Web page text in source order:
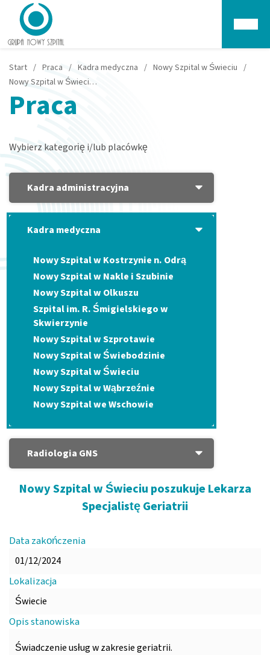
Start / Praca / Kadra medyczna / Nowy Szpital w Świeciu /
Nowy Szpital w Świeciu poszukuje Lekarza Specjalistę Geriatrii
Praca
Wybierz kategorię i/lub placówkę
Kadra administracyjna
Kadra medyczna
Nowy Szpital w Kostrzynie n. Odrą
Nowy Szpital w Nakle i Szubinie
Nowy Szpital w Olkuszu
Szpital im. R. Śmigielskiego w
Skwierzynie
Nowy Szpital w Szprotawie
Nowy Szpital w Świebodzinie
Nowy Szpital w Świeciu
Nowy Szpital w Wąbrzeźnie
Nowy Szpital we Wschowie
Radiologia GNS
Nowy Szpital w Świeciu poszukuje Lekarza
Specjalistę Geriatrii
Data zakończenia
01/12/2024
Lokalizacja
Świecie
Opis stanowiska
Świadczenie usług w zakresie geriatrii.